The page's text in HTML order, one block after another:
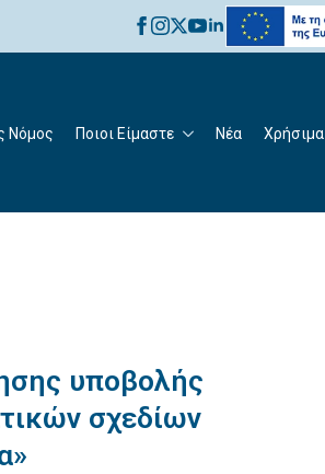
Νόμος Ποιοι Είμαστε Νέα Χρήσιμα
υποβολής
σχεδίων